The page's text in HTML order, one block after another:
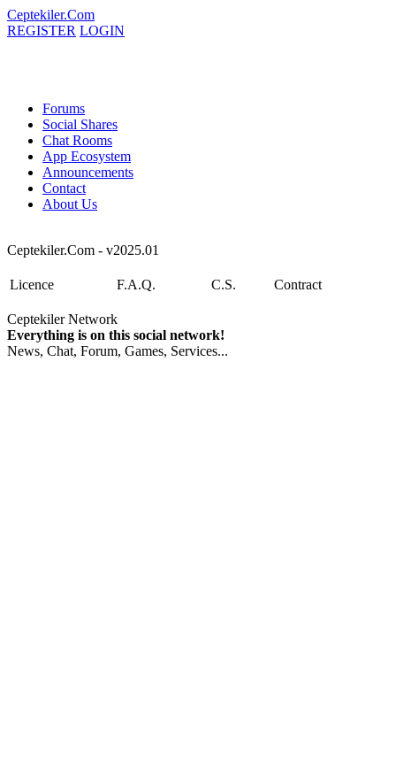
Ceptekiler.Com
REGISTER LOGIN
Forums
Social Shares
Chat Rooms
App Ecosystem
Announcements
Contact
About Us
Ceptekiler.Com - v2025.01
Licence F.A.Q. C.S. Contract
Ceptekiler Network
Everything is on this social network!
News, Chat, Forum, Games, Services...